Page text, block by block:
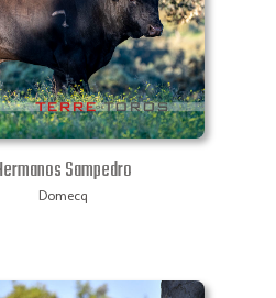
Sampedro
Domecq